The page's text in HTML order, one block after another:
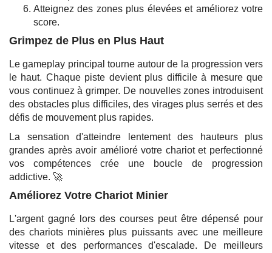
Atteignez des zones plus élevées et améliorez votre
score.
Grimpez de Plus en Plus Haut
Le gameplay principal tourne autour de la progression vers
le haut. Chaque piste devient plus difficile à mesure que
vous continuez à grimper. De nouvelles zones introduisent
des obstacles plus difficiles, des virages plus serrés et des
défis de mouvement plus rapides.
La sensation d'atteindre lentement des hauteurs plus
grandes après avoir amélioré votre chariot et perfectionné
vos compétences crée une boucle de progression
addictive. 🚀
Améliorez Votre Chariot Minier
L'argent gagné lors des courses peut être dépensé pour
des chariots minières plus puissants avec une meilleure
vitesse et des performances d'escalade. De meilleurs